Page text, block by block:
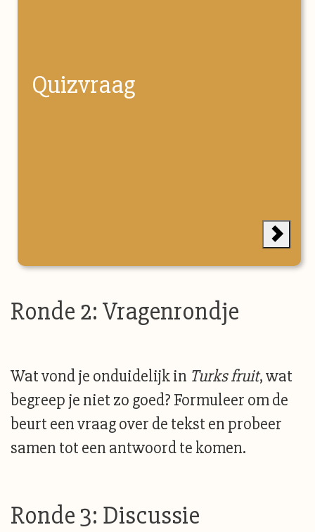
Quizvraag
Ronde 2: Vragenrondje
Wat vond je onduidelijk in Turks fruit, wat
begreep je niet zo goed? Formuleer om de
beurt een vraag over de tekst en probeer
samen tot een antwoord te komen.
Ronde 3: Discussie